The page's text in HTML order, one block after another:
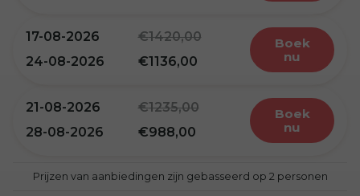
17-08-2026
24-08-2026
1420,00
1136,00
boek
nu
21-08-2026
28-08-2026
1235,00
988,00
boek
nu
Prijzen van aanbiedingen zijn gebasseerd op 2 personen